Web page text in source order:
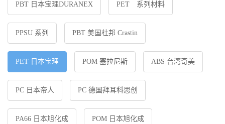
PBT 日本宝理DURANEX PET 系列材料
PPSU 系列 PBT 美国杜邦 Crastin
PET 日本宝理 POM 塞拉尼斯 ABS 台湾奇美
PC 日本帝人 PC 德国拜耳科思创
PA66 日本旭化成 POM 日本旭化成